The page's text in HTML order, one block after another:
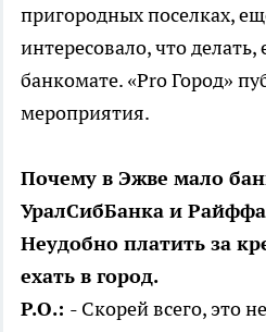
пригородных поселках,
интересовало, что делать,
банкомате. «Pro Город»
мероприятия.
Почему в Эжве мало
УралСибБанка и
Неудобно платить за
ехать в город.
Р.О.: - Скорей всего, это